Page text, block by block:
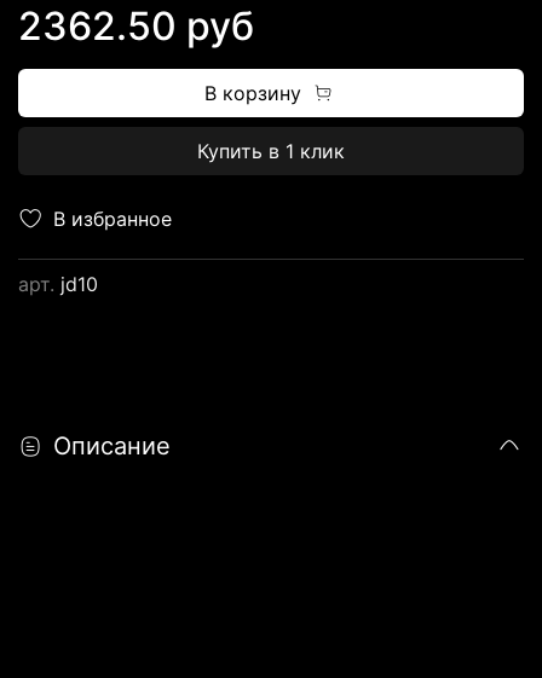
В избранное
арт. jd10
2362.50 руб
В корзину
Купить в 1 клик
Описание